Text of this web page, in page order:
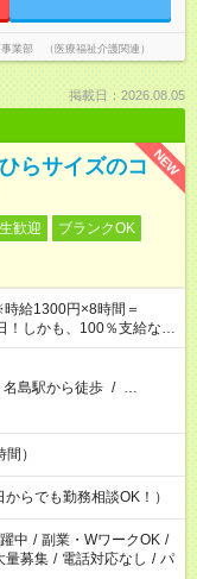
業部 （医療福祉介護関連）
掲載日：2026.08.05
NEW
らサイズのコ
歓迎
ブランクOK
給1300円×8時間＝
しかも、100％支給なの
名島駅から徒歩 / …
）
らでも勤務相談OK！）
中 / 副業・WワークOK /
量募集 / 電話対応なし / パ